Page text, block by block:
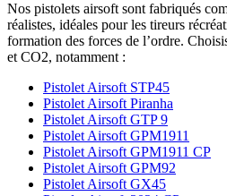
Nos pistolets airsoft sont fabriqués
réalistes, idéales pour les tireurs
formation des forces de l’ordre.
et CO2, notamment :
Pistolet Airsoft STP45
Pistolet Airsoft Piranha
Pistolet Airsoft GTP 9
Pistolet Airsoft GPM1911
Pistolet Airsoft GPM1911 CP
Pistolet Airsoft GPM92
Pistolet Airsoft GX45